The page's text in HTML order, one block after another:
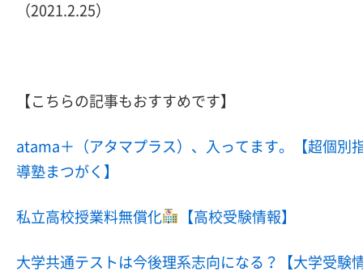
（2021.2.25）
【こちらの記事もおすすめです】
atama＋（アタマプラス）、入ってます。【超個別
導塾まつがく】
私立高校授業料無償化 【高校受験情報】
大学共通テストは今後理系志向になる？【大学受験